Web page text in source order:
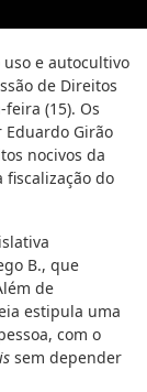
e autocultivo
de Direitos
(15). Os
Eduardo Girão
nocivos da
fiscalização do
B., que
de
estipula uma
com o
sem depender